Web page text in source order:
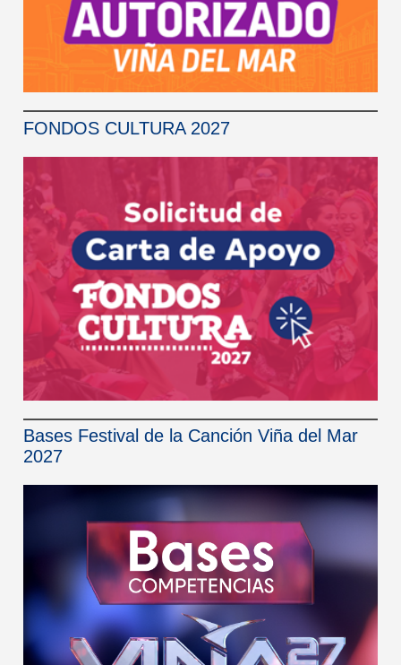
FONDOS CULTURA 2027
Bases Festival de la Canción Viña del Mar
2027